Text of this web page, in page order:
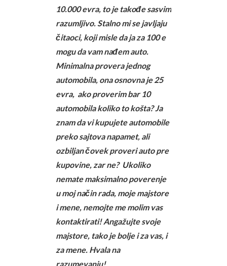
10.000 evra, to je takođe sasvim
razumljivo. Stalno mi se javljaju
čitaoci, koji misle da ja za 100 e
mogu da vam nađem auto.
Minimalna provera jednog
automobila, ona osnovna je 25
evra, ako proverim bar 10
automobila koliko to košta? Ja
znam da vi kupujete automobile
preko sajtova napamet, ali
ozbiljan čovek proveri auto pre
kupovine, zar ne? Ukoliko
nemate maksimalno poverenje
u moj način rada, moje majstore
i mene, nemojte me molim vas
kontaktirati! Angažujte svoje
majstore, tako je bolje i za vas, i
za mene. Hvala na
razumevanju!